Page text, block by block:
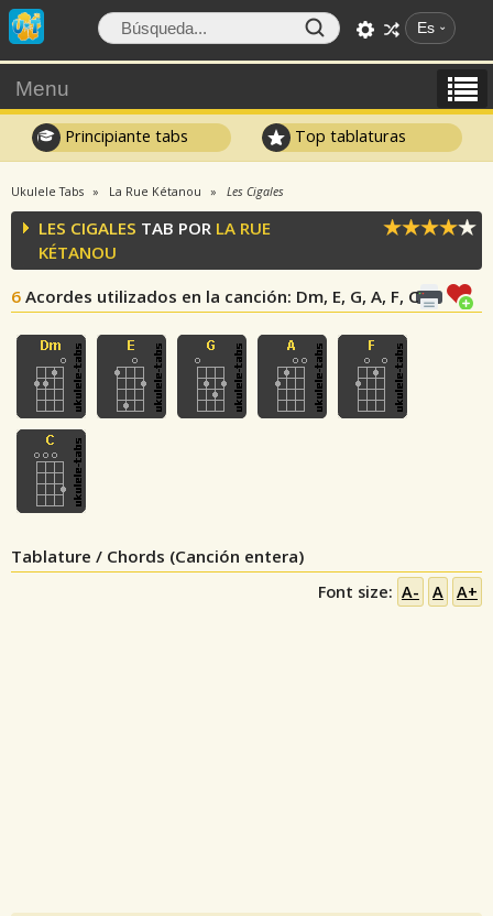
Es
Menu
Principiante tabs Top tablaturas
Ukulele Tabs La Rue Kétanou Les Cigales
LES CIGALES TAB POR LA RUE
KÉTANOU
6 Acordes utilizados en la canción: Dm, E, G, A, F, C
Tablature / Chords (Canción entera)
Font size: A- A A+